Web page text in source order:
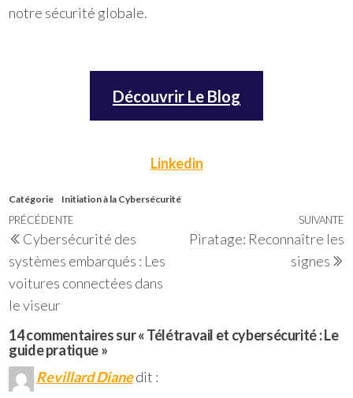
notre sécurité globale.
Découvrir Le Blog
Linkedin
Catégorie Initiation à la Cybersécurité
Navigation
de
l’article
Article
précédent
PRÉCÉDENTE
Cybersécurité des
systèmes embarqués : Les
voitures connectées dans
le viseur
SUIVANTE
Piratage: Reconnaître les
signes
14 commentaires sur « Télétravail et cybersécurité : Le
guide pratique »
Revillard Dianedit :